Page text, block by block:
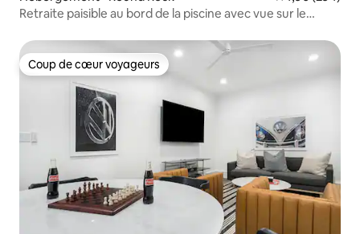
Retraite paisible au bord de la piscine avec vue sur le
Coup de cœur voyageurs
Coup de cœur voyageurs